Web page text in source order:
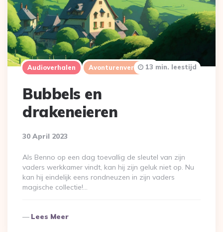
Audioverhalen Avonturenverhalen
Bubbels en
drakeneieren
30 April 2023
13 min. leestijd
Als Benno op een dag toevallig de sleutel van zijn
vaders werkkamer vindt, kan hij zijn geluk niet op. Nu
kan hij eindelijk eens rondneuzen in zijn vaders
magische collectie!…
Lees Meer